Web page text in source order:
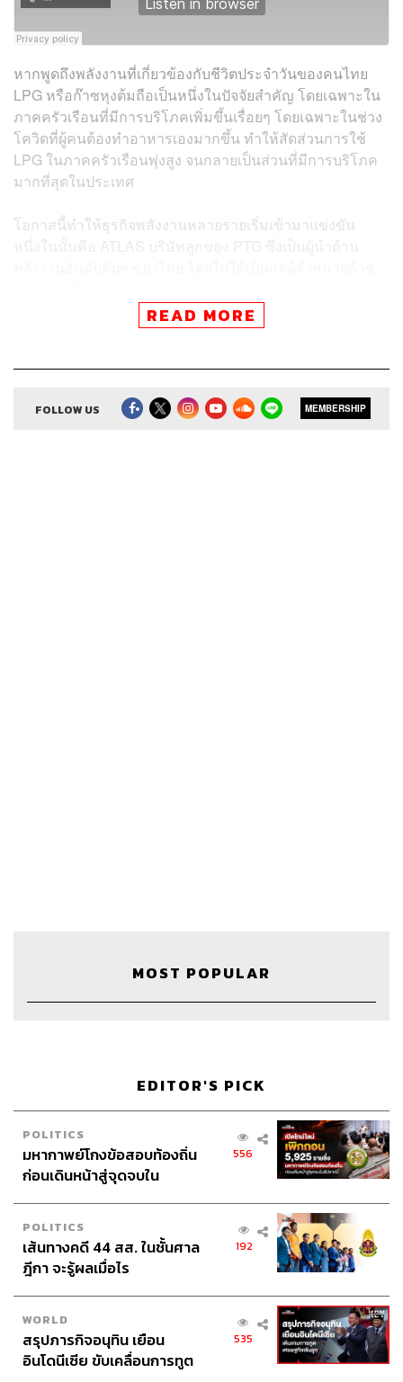
หากพูดถึงพลังงานที่เกี่ยวข้องกับชีวิตประจำวันของคนไทย
LPG หรือก๊าซหุงต้มถือเป็นหนึ่งในปัจจัยสำคัญ โดยเฉพาะใน
ภาคครัวเรือนที่มีการบริโภคเพิ่มขึ้นเรื่อยๆ โดยเฉพาะในช่วง
โควิดที่ผู้คนต้องทำอาหารเองมากขึ้น ทำให้สัดส่วนการใช้
LPG ในภาคครัวเรือนพุ่งสูง จนกลายเป็นส่วนที่มีการบริโภค
มากที่สุดในประเทศ
โอกาสนี้ทำให้ธุรกิจพลังงานหลายรายเริ่มเข้ามาแข่งขัน
หนึ่งในนั้นคือ ATLAS บริษัทลูกของ PTG ซึ่งเป็นผู้นำด้าน
การขนส่ง และอุตสาหกรรม พร้อมนำเสนอนวัตกรรมถังก๊าซ
ที่ปลอดภัยและทนทาน เพื่อตอบ Pain Point ของผู้บริโภคด้วย
The Secret Sauceเอพิโสดนี้ ชวนฟังเบื้องหลังความสำเร็จ
ของ สุวัชชัย พิทักษ์วงศาภรณ์กรรมการผู้จัดการ บริษัท แอ
Credits
READ MORE
FOLLOW US MEMBERSHIP
MOST POPULAR
EDITOR'S PICK
POLITICS
มหากาพย์โกงข้อสอบท้องถิ่น
ก่อนเดินหน้าสู่จุดจบใน
556
POLITICS
เส้นทางคดี 44 สส. ในชั้นศาล
ฎีกา จะรู้ผลเมื่อไร
192
WORLD
สรุปภารกิจอนุทิน เยือน
อินโดนีเซีย ขับเคลื่อนการทูต
535